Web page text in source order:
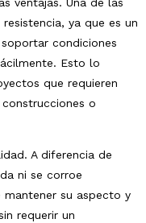
ventajas. Una de las
ya que es un
condiciones
Esto lo
que requieren
o
A diferencia de
ni se corroe
su aspecto y
requerir un